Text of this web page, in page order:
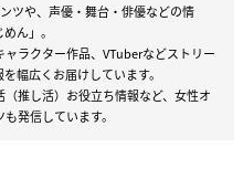
ツや、声優・舞台・俳優などの情
ん」。
ラクター作品、VTuberなどストリー
幅広くお届けしています。
推し活）お役立ち情報など、女性オ
発信しています。